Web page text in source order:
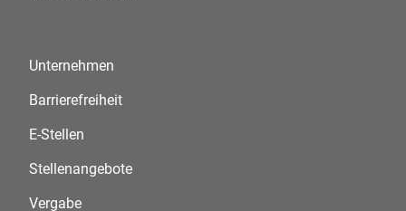
Unternehmen
Barrierefreiheit
E-Stellen
Stellenangebote
Vergabe